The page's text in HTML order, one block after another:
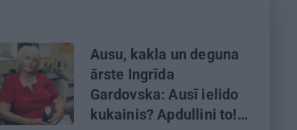
Ausu, kakla un deguna
ārste Ingrīda
Gardovska: Ausī ielido
kukainis? Apdullini to!